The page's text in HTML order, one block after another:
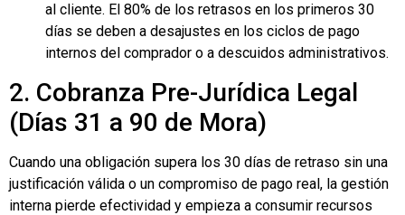
al cliente. El 80% de los retrasos en los primeros 30
días se deben a desajustes en los ciclos de pago
internos del comprador o a descuidos administrativos.
2. Cobranza Pre-Jurídica Legal
(Días 31 a 90 de Mora)
Cuando una obligación supera los 30 días de retraso sin una
justificación válida o un compromiso de pago real, la gestión
interna pierde efectividad y empieza a consumir recursos